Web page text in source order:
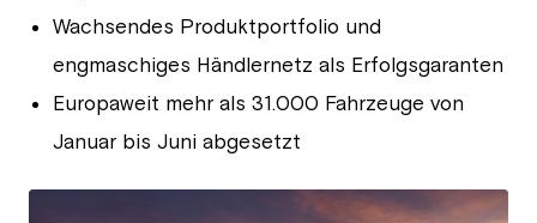
Wachsendes Produktportfolio und
engmaschiges Händlernetz als Erfolgsgaranten
Europaweit mehr als 31.000 Fahrzeuge von
Januar bis Juni abgesetzt